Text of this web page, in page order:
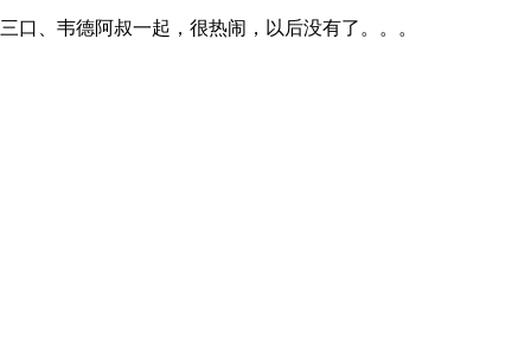
、韦德阿叔一起，很热闹，以后没有了。。。